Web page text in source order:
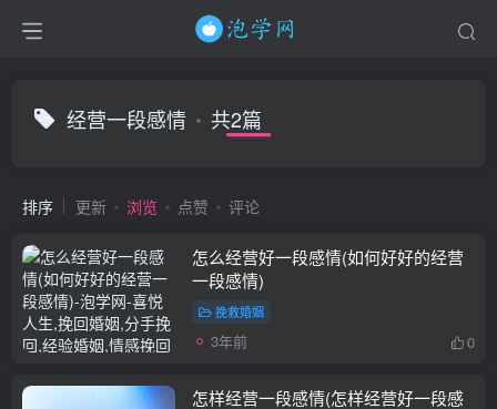
经营一段感情 共2篇
排序 更新 浏览 点赞 评论
怎么经营好一段感情(如何好好的经营
一段感情)
挽救婚姻
3年前 0
怎样经营一段感情(怎样经营好一段感